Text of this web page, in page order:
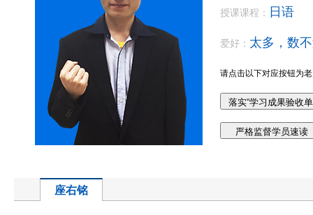
授课课程： 日语
爱好： 太多，数
请点击以下对应按钮为
座右铭